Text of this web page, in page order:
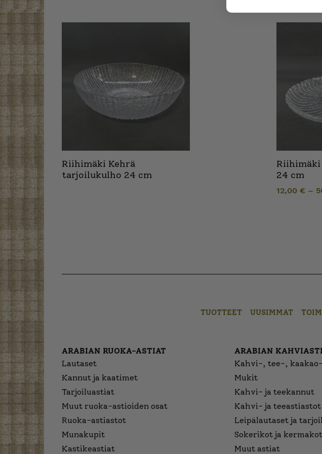
Riihimäki Kehrä
tarjoilukulho 24 cm
Riihimäki
24 cm
12,00 €–
TUOTTEET UUSIMMAT
ARABIAN RUOKA-ASTIAT
Lautaset
Kannut ja kaatimet
Tarjoiluastiat
Muut ruoka-astioiden osat
Ruoka-astiastot
Munakupit
Kastikeastiat
ARABIAN
Kahvi-, tee-,
Mukit
Kahvi- ja teekannut
Kahvi- ja teeastiastot
Leipälautaset ja
Sokerikot ja kermakot
Muut astiat